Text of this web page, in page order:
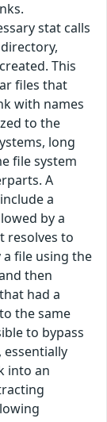
stat calls
This
files that
with names
to the
long
file system
A
a
by a
resolves to
file using the
then
had a
the same
to bypass
into an